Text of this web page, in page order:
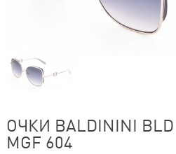
ОЧКИ BALDININI BLD
MGF 604